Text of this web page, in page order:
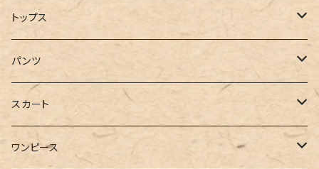
コート
ジャケット
ブルゾン
ロングシャツ
トップス
Tシャツ
カットソー
半袖
スウェット・パーカー
パンツ
デニム
スキニー
スカート
ロング
ワンピース